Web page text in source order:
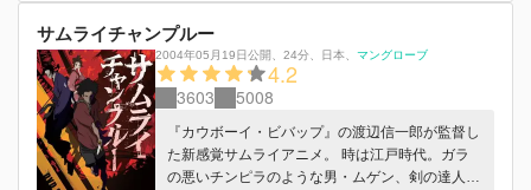
サムライチャンプルー
2004年05月19日公開、 24分、 日本、 マングローブ
4.2
3603 5008
『カウボーイ・ビバップ』の渡辺信一郎が監督し
た新感覚サムライアニメ。 時は江戸時代。ガラ
の悪いチンピラのような男・ムゲン、剣の達人・